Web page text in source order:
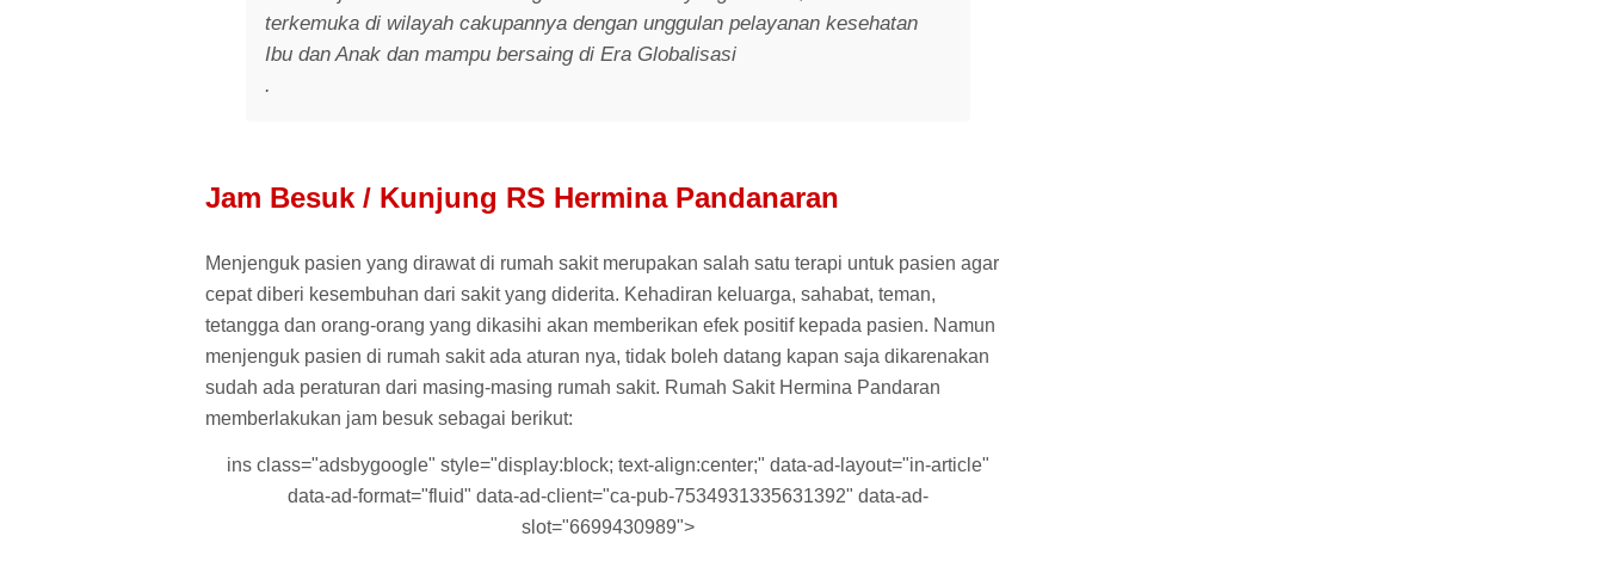
terkemuka di wilayah cakupannya dengan unggulan pelayanan kesehatan
Ibu dan Anak dan mampu bersaing di Era Globalisasi
.
Jam Besuk / Kunjung RS Hermina Pandanaran
Menjenguk pasien yang dirawat di rumah sakit merupakan salah satu terapi untuk pasien agar
cepat diberi kesembuhan dari sakit yang diderita. Kehadiran keluarga, sahabat, teman,
tetangga dan orang-orang yang dikasihi akan memberikan efek positif kepada pasien. Namun
menjenguk pasien di rumah sakit ada aturan nya, tidak boleh datang kapan saja dikarenakan
sudah ada peraturan dari masing-masing rumah sakit. Rumah Sakit Hermina Pandaran
memberlakukan jam besuk sebagai berikut:
ins class="adsbygoogle" style="display:block; text-align:center;" data-ad-layout="in-article"
data-ad-format="fluid" data-ad-client="ca-pub-7534931335631392" data-ad-
slot="6699430989">